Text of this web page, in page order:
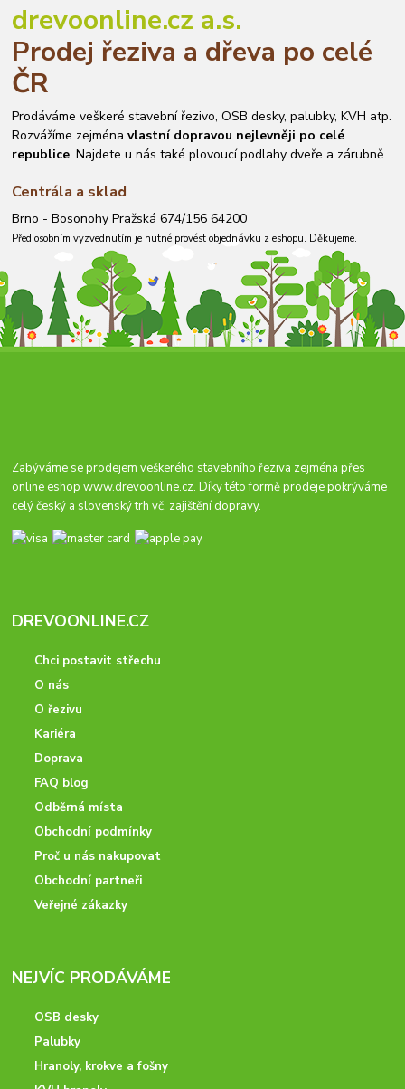
drevoonline.cz a.s.
Prodej řeziva a dřeva po celé
ČR
Prodáváme veškeré stavební řezivo, OSB desky, palubky, KVH atp.
Rozvážíme zejménavlastní dopravou nejlevněji po celé
republice. Najdete u nás také plovoucí podlahy dveře a zárubně.
Centrála a sklad
Brno - Bosonohy Pražská 674/156 64200
Před osobním vyzvednutím je nutné provést objednávku z eshopu. Děkujeme.
Zabýváme se prodejem veškerého stavebního řeziva zejména přes
online eshopwww.drevoonline.cz. Díky této formě prodeje pokrýváme
celý český a slovenský trh vč. zajištění dopravy.
DREVOONLINE.CZ
Chci postavit střechu
O nás
O řezivu
Kariéra
Doprava
FAQ blog
Odběrná místa
Obchodní podmínky
Proč u nás nakupovat
Obchodní partneři
Veřejné zákazky
NEJVÍC PRODÁVÁME
OSB desky
Palubky
Hranoly, krokve a fošny